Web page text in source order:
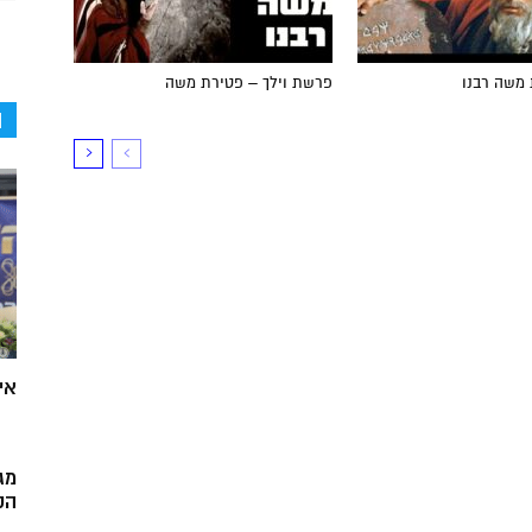
פרשת וילך – פטירת משה משה רבנו